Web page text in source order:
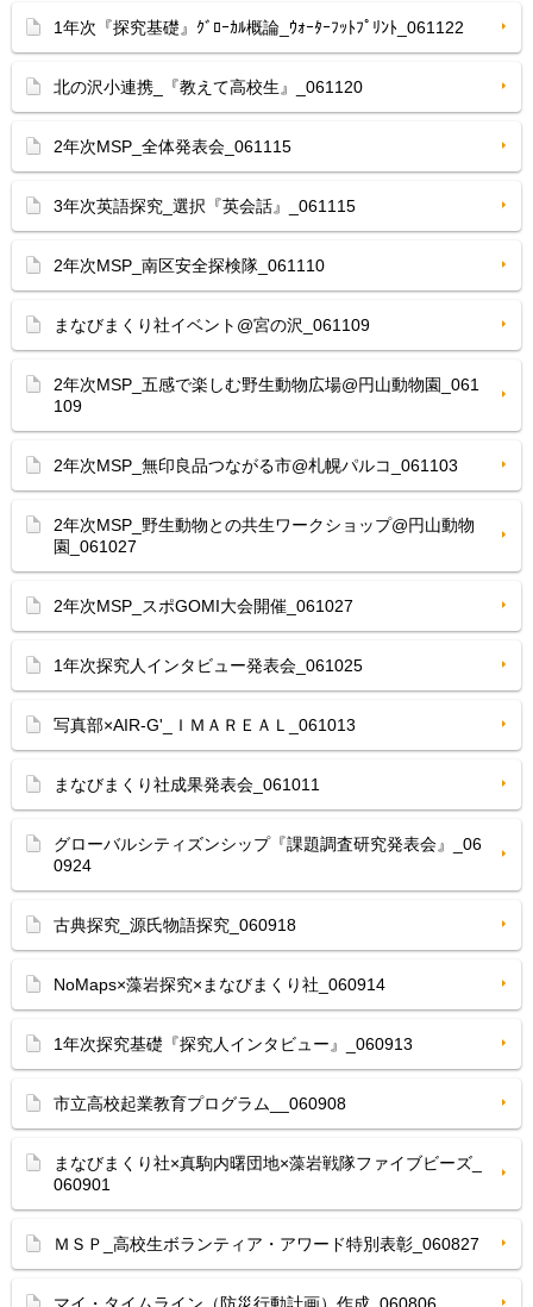
1年次『探究基礎』ｸﾞﾛｰｶﾙ概論_ｳｫｰﾀｰﾌｯﾄﾌﾟﾘﾝﾄ_061122
北の沢小連携_『教えて高校生』_061120
2年次MSP_全体発表会_061115
3年次英語探究_選択『英会話』_061115
2年次MSP_南区安全探検隊_061110
まなびまくり社イベント@宮の沢_061109
2年次MSP_五感で楽しむ野生動物広場@円山動物園_061
109
2年次MSP_無印良品つながる市@札幌パルコ_061103
2年次MSP_野生動物との共生ワークショップ@円山動物
園_061027
2年次MSP_スポGOMI大会開催_061027
1年次探究人インタビュー発表会_061025
写真部×AIR-G'_ＩＭＡＲＥＡＬ_061013
まなびまくり社成果発表会_061011
グローバルシティズンシップ『課題調査研究発表会』_06
0924
古典探究_源氏物語探究_060918
NoMaps×藻岩探究×まなびまくり社_060914
1年次探究基礎『探究人インタビュー』_060913
市立高校起業教育プログラム__060908
まなびまくり社×真駒内曙団地×藻岩戦隊ファイブビーズ_
060901
ＭＳＰ_高校生ボランティア・アワード特別表彰_060827